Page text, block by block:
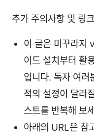
추가 주의사항 및 링
이 글은 미꾸라지
이드 설치부터 활
입니다. 독자 여러
적의 설정이 달라
스트를 반복해 보
아래의 URL은 참